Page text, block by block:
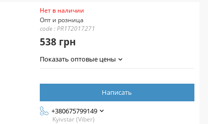
Нет в наличии
Опт и розница
code : PR1T2017271
538 грн
Показать оптовые цены
Написать
+380675799149
Kyivstar (Viber)